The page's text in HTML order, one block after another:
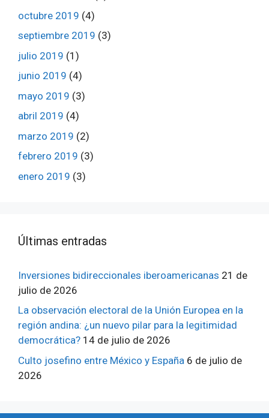
octubre 2019 (4)
septiembre 2019 (3)
julio 2019 (1)
junio 2019 (4)
mayo 2019 (3)
abril 2019 (4)
marzo 2019 (2)
febrero 2019 (3)
enero 2019 (3)
ÚItimas entradas
Inversiones bidireccionales iberoamericanas 21 de
julio de 2026
La observación electoral de la Unión Europea en la
región andina: ¿un nuevo pilar para la legitimidad
democrática? 14 de julio de 2026
Culto josefino entre México y España 6 de julio de
2026